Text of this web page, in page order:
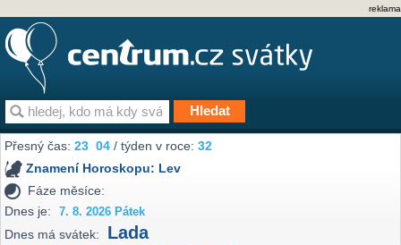
reklama
Přesný čas:23 04 / týden v roce:32
Znamení Horoskopu: Lev
Fáze měsíce:
Dnes je:
7. 8. 2026 Pátek
Dnes má svátek: Lada